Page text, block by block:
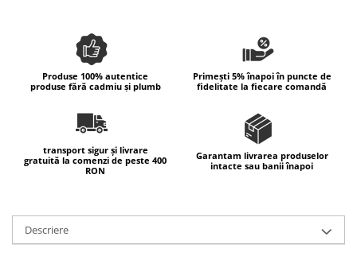
Produse 100% autentice
produse fără cadmiu și plumb
Primești 5% înapoi în puncte de
fidelitate la fiecare comandă
transport sigur și livrare
gratuită la comenzi de peste 400
RON
Garantam livrarea produselor
intacte sau banii înapoi
Descriere